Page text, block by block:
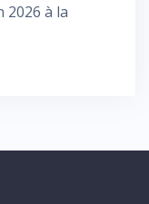
2026 à la